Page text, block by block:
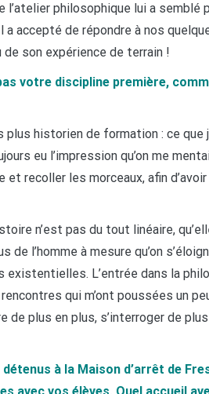
l’atelier philosophique lui a semblé
a accepté de répondre à nos
son expérience de terrain !
votre discipline première,
historien de formation : ce que
eu l’impression qu’on me
recoller les morceaux, afin
n’est pas du tout linéaire,
l’homme à mesure qu’on
L’entrée dans la
qui m’ont poussées un
plus en plus, s’interroger de
à la Maison d’arrêt de